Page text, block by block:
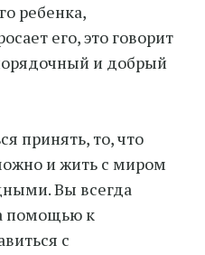
ребенка,
его, это говорит
и добрый
принять, то, что
и жить с миром
Вы всегда
помощью к
с